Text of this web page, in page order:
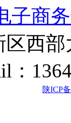
子商
西
：
陕ICP